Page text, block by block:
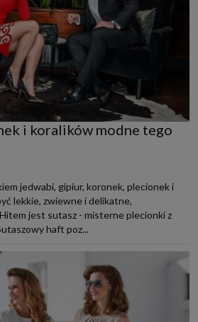
i koralików modne tego
jedwabi, gipiur, koronek, plecionek i
lekkie, zwiewne i delikatne,
jest sutasz - misterne plecionki z
haft poz...